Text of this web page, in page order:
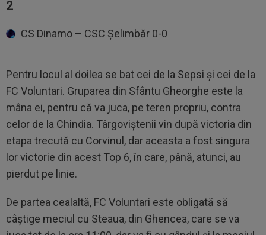
2
CS Dinamo – CSC Șelimbăr 0-0
Pentru locul al doilea se bat cei de la Sepsi și cei de la
FC Voluntari. Gruparea din Sfântu Gheorghe este la
mâna ei, pentru că va juca, pe teren propriu, contra
celor de la Chindia. Târgoviștenii vin după victoria din
etapa trecută cu Corvinul, dar aceasta a fost singura
lor victorie din acest Top 6, în care, până, atunci, au
pierdut pe linie.
De partea cealaltă, FC Voluntari este obligată să
câștige meciul cu Steaua, din Ghencea, care se va